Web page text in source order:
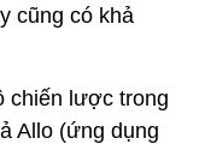
cũng có khả
chiến lược trong
Allo (ứng dụng